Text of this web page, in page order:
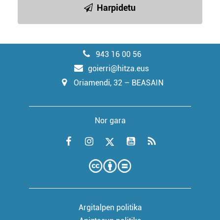
Harpidetu
943 16 00 56
goierri@hitza.eus
Oriamendi, 32 – BEASAIN
Nor gara
Argitalpen politika